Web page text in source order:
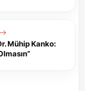
Mühip Kanko: